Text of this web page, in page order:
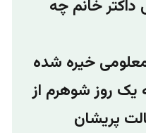
خانم چه
خیره شده
روز شوهرم از
پریشان